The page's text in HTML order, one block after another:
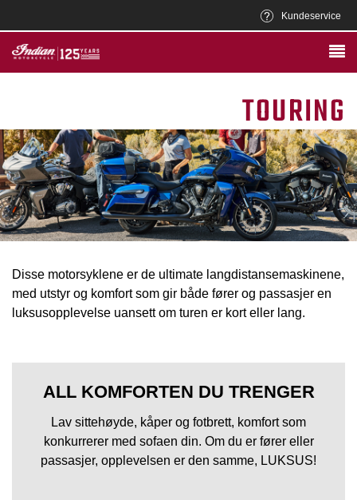
Kundeservice
TOURING
Disse motorsyklene er de ultimate langdistansemaskinene,
med utstyr og komfort som gir både fører og passasjer en
luksusopplevelse uansett om turen er kort eller lang.
ALL KOMFORTEN DU TRENGER
Lav sittehøyde, kåper og fotbrett, komfort som
konkurrerer med sofaen din. Om du er fører eller
passasjer, opplevelsen er den samme, LUKSUS!